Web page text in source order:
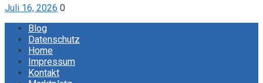
Juli 16, 2026 0
Blog
Datenschutz
Home
Impressum
Kontakt